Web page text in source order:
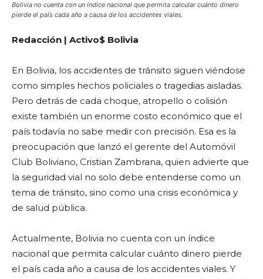
Bolivia no cuenta con un índice nacional que permita calcular cuánto dinero
pierde el país cada año a causa de los accidentes viales.
Redacción | Activo$ Bolivia
En Bolivia, los accidentes de tránsito siguen viéndose
como simples hechos policiales o tragedias aisladas.
Pero detrás de cada choque, atropello o colisión
existe también un enorme costo económico que el
país todavía no sabe medir con precisión. Esa es la
preocupación que lanzó el gerente del Automóvil
Club Boliviano, Cristian Zambrana, quien advierte que
la seguridad vial no solo debe entenderse como un
tema de tránsito, sino como una crisis económica y
de salud pública.
Actualmente, Bolivia no cuenta con un índice
nacional que permita calcular cuánto dinero pierde
el país cada año a causa de los accidentes viales. Y